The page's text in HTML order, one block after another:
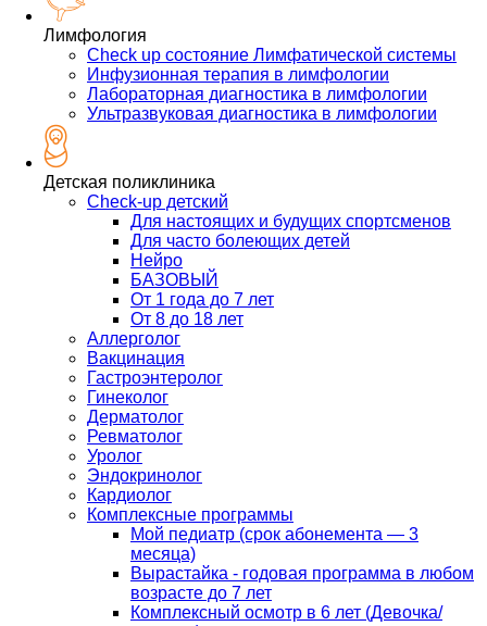
Лимфология
Check up состояние Лимфатической системы
Инфузионная терапия в лимфологии
Лабораторная диагностика в лимфологии
Ультразвуковая диагностика в лимфологии
Детская поликлиника
Check-up детский
Для настоящих и будущих спортсменов
Для часто болеющих детей
Нейро
БАЗОВЫЙ
От 1 года до 7 лет
От 8 до 18 лет
Аллерголог
Вакцинация
Гастроэнтеролог
Гинеколог
Дерматолог
Ревматолог
Уролог
Эндокринолог
Кардиолог
Комплексные программы
Мой педиатр (срок абонемента — 3
месяца)
Вырастайка - годовая программа в любом
возрасте до 7 лет
Комплексный осмотр в 6 лет (Девочка/